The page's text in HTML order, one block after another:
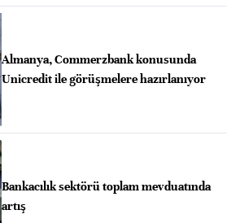
Almanya, Commerzbank konusunda
Unicredit ile görüşmelere hazırlanıyor
Bankacılık sektörü toplam mevduatında
artış